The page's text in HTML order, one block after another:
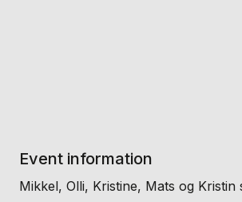
Event information
Mikkel, Olli, Kristine, Mats og Kristin